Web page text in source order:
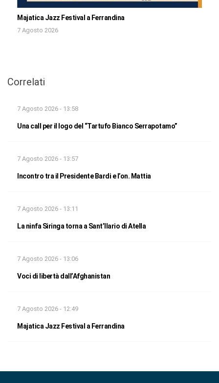
Majatica Jazz Festival a Ferrandina
7 Agosto 2026
Correlati
7 Agosto 2026 - 13:58
Una call per il logo del “Tartufo Bianco Serrapotamo”
7 Agosto 2026 - 13:57
Incontro tra il Presidente Bardi e l’on. Mattia
7 Agosto 2026 - 13:11
La ninfa Siringa torna a Sant’Ilario di Atella
7 Agosto 2026 - 13:06
Voci di libertà dall’Afghanistan
7 Agosto 2026 - 12:49
Majatica Jazz Festival a Ferrandina